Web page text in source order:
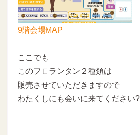
9階会場MAP
ここでも
このフロランタン２種類は
販売させていただきますので
わたくしにも会いに来てください?